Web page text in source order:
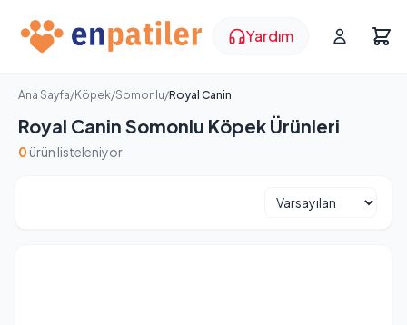
Yardım
Ana Sayfa/Köpek/Somonlu/Royal Canin
Royal Canin Somonlu Köpek Ürünleri
0 ürün listeleniyor